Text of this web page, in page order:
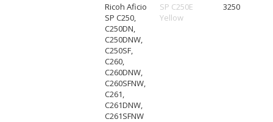
Ricoh Aficio
SP C250,
C250DN,
C250DNW,
C250SF,
C260,
C260DNW,
C260SFNW,
C261,
C261DNW,
C261SFNW
SP C250E
Yellow
3250